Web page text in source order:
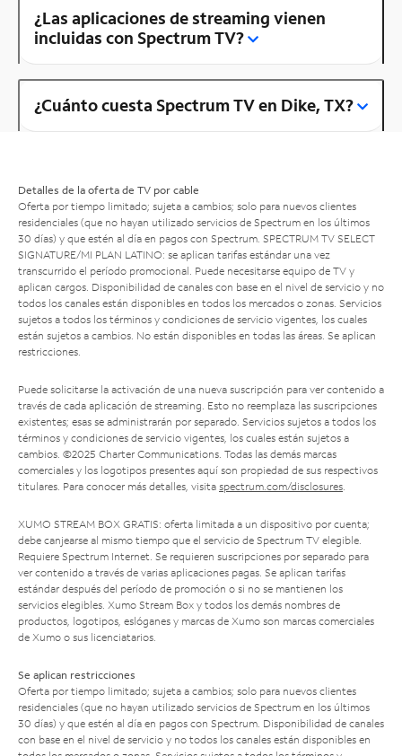
¿Las aplicaciones de streaming vienen
incluidas con Spectrum TV?
¿Cuánto cuesta Spectrum TV en Dike, TX?
Detalles de la oferta de TV por cable
Oferta por tiempo limitado; sujeta a cambios; solo para nuevos clientes
residenciales (que no hayan utilizado servicios de Spectrum en los últimos
30 días) y que estén al día en pagos con Spectrum. SPECTRUM TV SELECT
SIGNATURE/MI PLAN LATINO: se aplican tarifas estándar una vez
transcurrido el período promocional. Puede necesitarse equipo de TV y
aplican cargos. Disponibilidad de canales con base en el nivel de servicio y no
todos los canales están disponibles en todos los mercados o zonas. Servicios
sujetos a todos los términos y condiciones de servicio vigentes, los cuales
están sujetos a cambios. No están disponibles en todas las áreas. Se aplican
restricciones.
Puede solicitarse la activación de una nueva suscripción para ver contenido a
través de cada aplicación de streaming. Esto no reemplaza las suscripciones
existentes; esas se administrarán por separado. Servicios sujetos a todos los
términos y condiciones de servicio vigentes, los cuales están sujetos a
cambios. ©2025 Charter Communications. Todas las demás marcas
comerciales y los logotipos presentes aquí son propiedad de sus respectivos
titulares. Para conocer más detalles, visita spectrum.com/disclosures.
XUMO STREAM BOX GRATIS: oferta limitada a un dispositivo por cuenta;
debe canjearse al mismo tiempo que el servicio de Spectrum TV elegible.
Requiere Spectrum Internet. Se requieren suscripciones por separado para
ver contenido a través de varias aplicaciones pagas. Se aplican tarifas
estándar después del período de promoción o si no se mantienen los
servicios elegibles. Xumo Stream Box y todos los demás nombres de
productos, logotipos, eslóganes y marcas de Xumo son marcas comerciales
de Xumo o sus licenciatarios.
Se aplican restricciones
Oferta por tiempo limitado; sujeta a cambios; solo para nuevos clientes
residenciales (que no hayan utilizado servicios de Spectrum en los últimos
30 días) y que estén al día en pagos con Spectrum. Disponibilidad de canales
con base en el nivel de servicio y no todos los canales están disponibles en